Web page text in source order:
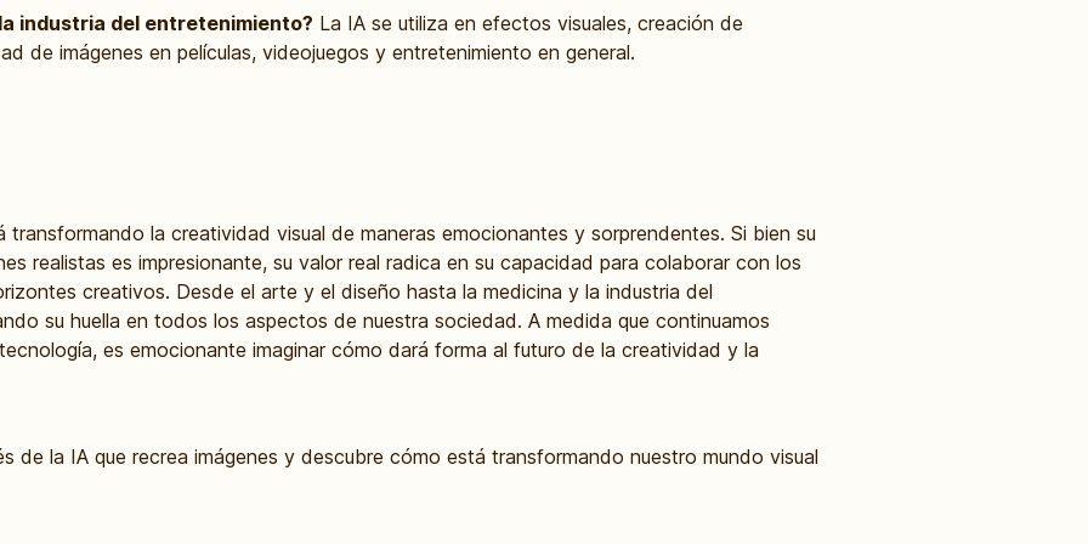
industria del entretenimiento? La IA se utiliza en efectos visuales, creación de
de imágenes en películas, videojuegos y entretenimiento en general.
transformando la creatividad visual de maneras emocionantes y sorprendentes. Si bien su
realistas es impresionante, su valor real radica en su capacidad para colaborar con los
creativos. Desde el arte y el diseño hasta la medicina y la industria del
su huella en todos los aspectos de nuestra sociedad. A medida que continuamos
es emocionante imaginar cómo dará forma al futuro de la creatividad y la
de la IA que recrea imágenes y descubre cómo está transformando nuestro mundo visual